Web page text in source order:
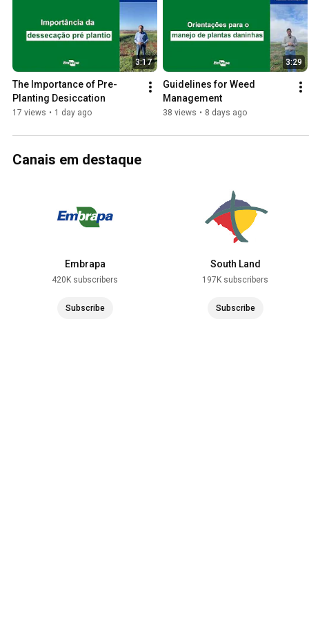
3:17
The Importance of Pre-
Planting Desiccation
17 views • 1 day ago
3:29
Guidelines for Weed
Management
38 views • 8 days ago
Canais em destaque
Embrapa
420K subscribers
Subscribe
South Land
197K subscribers
Subscribe